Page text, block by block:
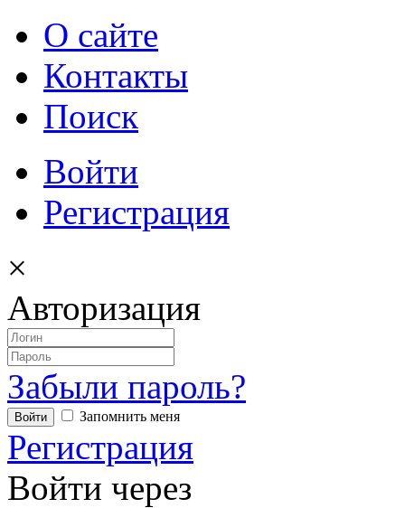
О сайте
Контакты
Поиск
Войти
Регистрация
×
Авторизация
Забыли пароль?
Запомнить меня
Регистрация
Войти через